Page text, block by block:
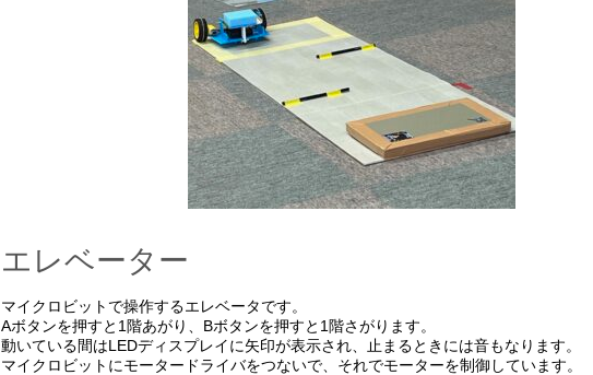
エレベーター
マイクロビットで操作するエレベータです。
Aボタンを押すと1階あがり、Bボタンを押すと1階さがります。
動いている間はLEDディスプレイに矢印が表示され、止まるときには音もなります。
マイクロビットにモータードライバをつないで、それでモーターを制御しています。